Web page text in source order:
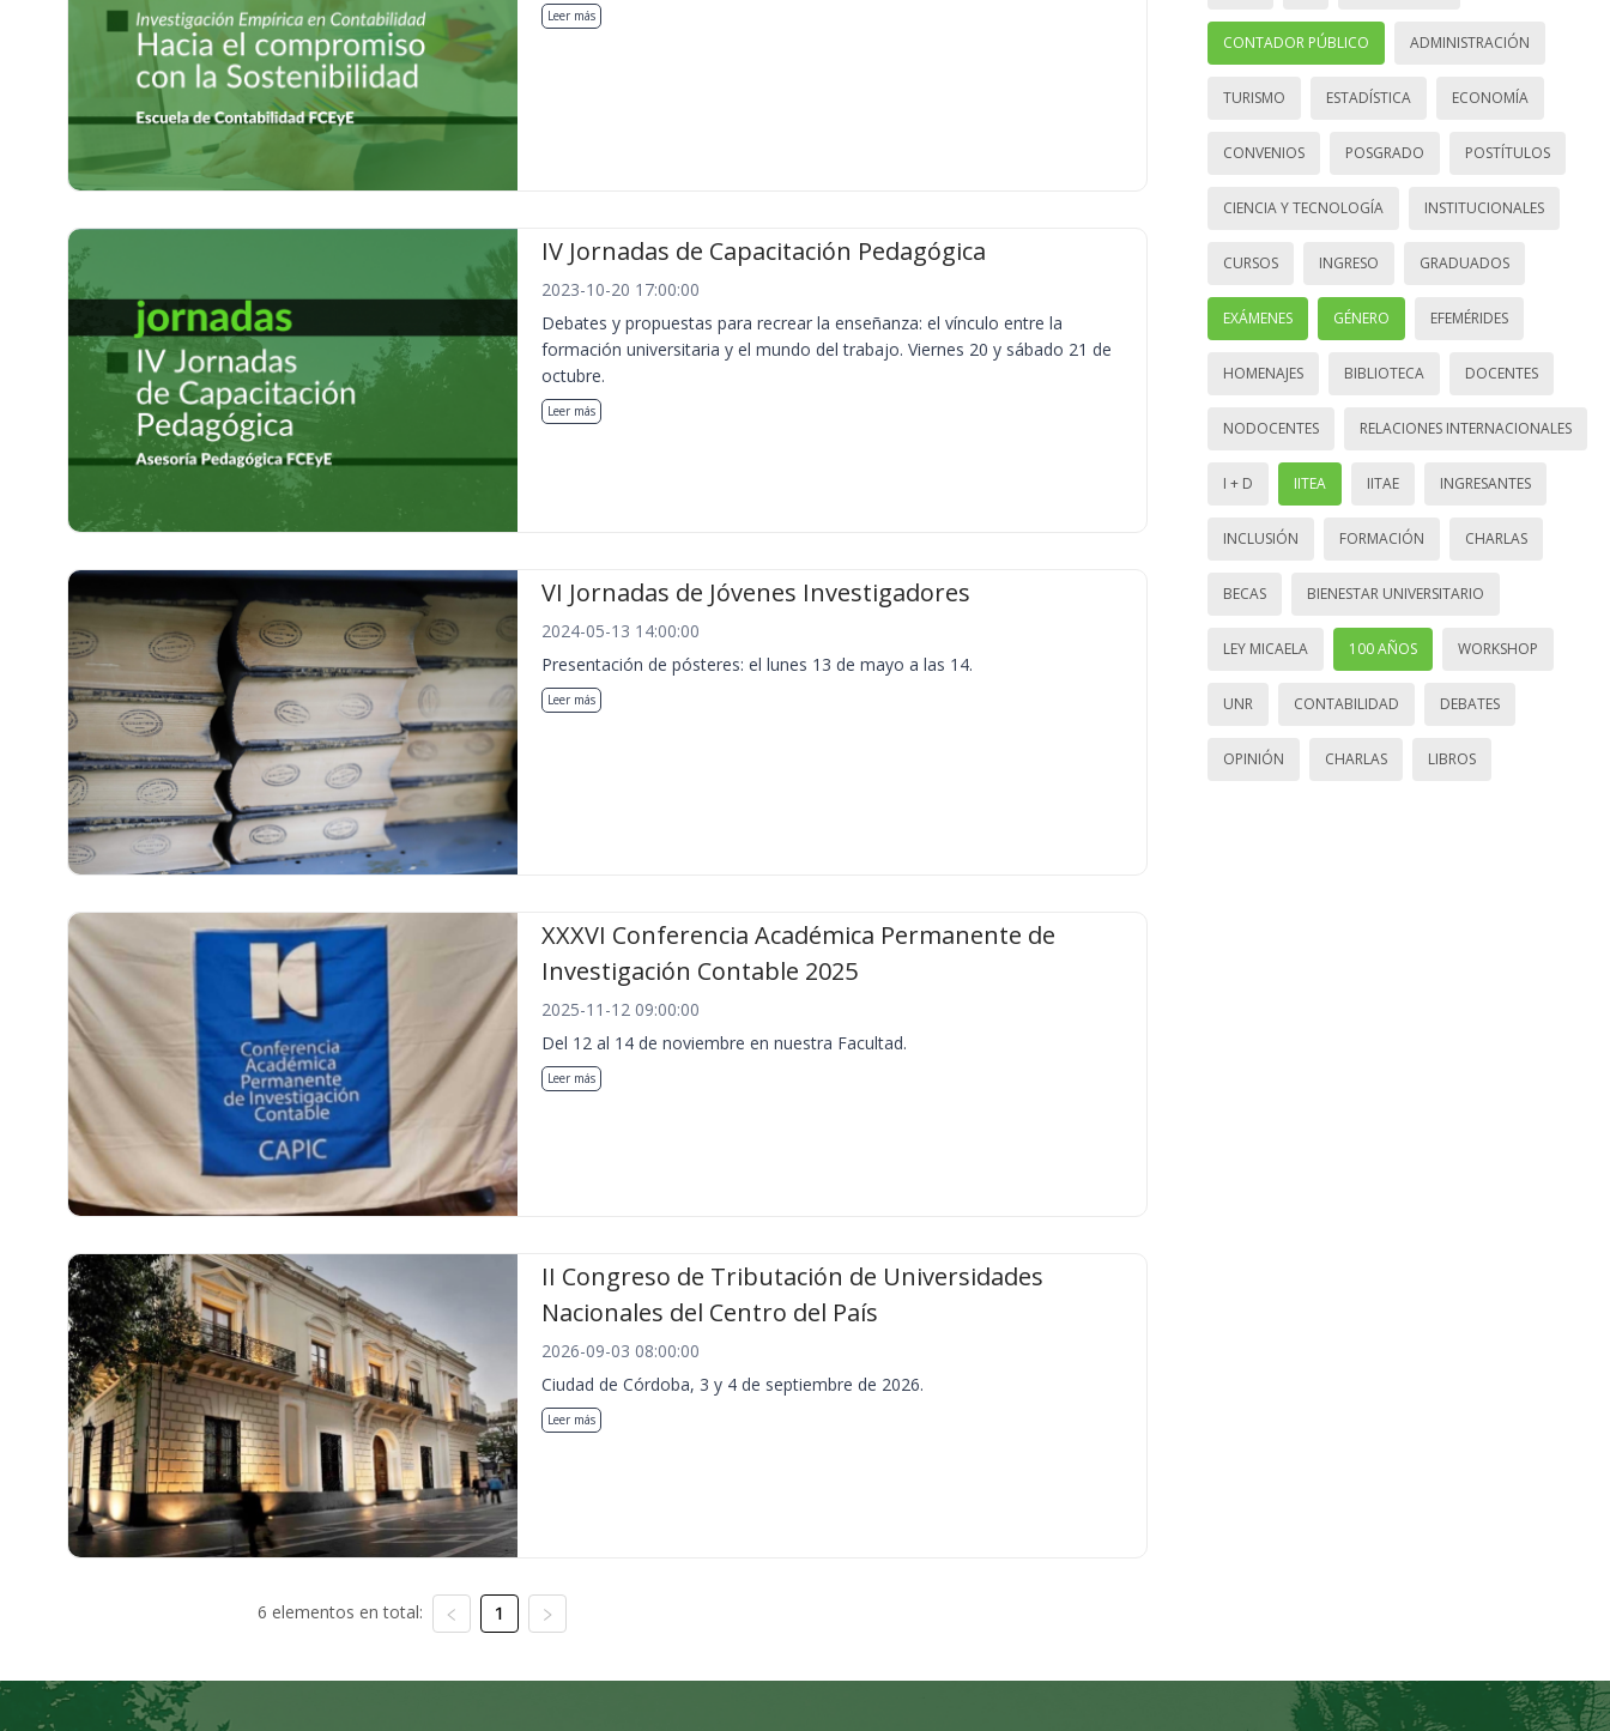
Leer más
IV Jornadas de Capacitación Pedagógica
2023-10-20 17:00:00
Debates y propuestas para recrear la enseñanza: el vínculo entre la
formación universitaria y el mundo del trabajo. Viernes 20 y sábado 21 de
octubre.
Leer más
VI Jornadas de Jóvenes Investigadores
2024-05-13 14:00:00
Presentación de pósteres: el lunes 13 de mayo a las 14.
Leer más
XXXVI Conferencia Académica Permanente de
Investigación Contable 2025
2025-11-12 09:00:00
Del 12 al 14 de noviembre en nuestra Facultad.
Leer más
II Congreso de Tributación de Universidades
Nacionales del Centro del País
2026-09-03 08:00:00
Ciudad de Córdoba, 3 y 4 de septiembre de 2026.
Leer más
6 elementos en total: 1
CONTADOR PÚBLICO ADMINISTRACIÓN
TURISMO ESTADÍSTICA ECONOMÍA
CONVENIOS POSGRADO POSTÍTULOS
CIENCIA Y TECNOLOGÍA INSTITUCIONALES
CURSOS INGRESO GRADUADOS
EXÁMENES GÉNERO EFEMÉRIDES
HOMENAJES BIBLIOTECA DOCENTES
NODOCENTES RELACIONES INTERNACIONALES
I + D IITEA IITAE INGRESANTES
INCLUSIÓN FORMACIÓN CHARLAS
BECAS BIENESTAR UNIVERSITARIO
LEY MICAELA 100 AÑOS WORKSHOP
UNR CONTABILIDAD DEBATES
OPINIÓN CHARLAS LIBROS